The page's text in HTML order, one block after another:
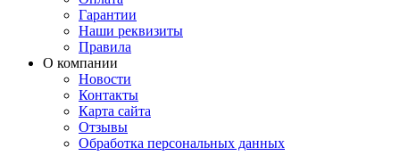
Гарантии
Наши реквизиты
Правила
О компании
Новости
Контакты
Карта сайта
Отзывы
Обработка персональных данных